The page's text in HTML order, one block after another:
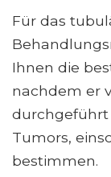
Für das
Ihnen die
nachdem er
durchgeführt
Tumors,
bestimmen.